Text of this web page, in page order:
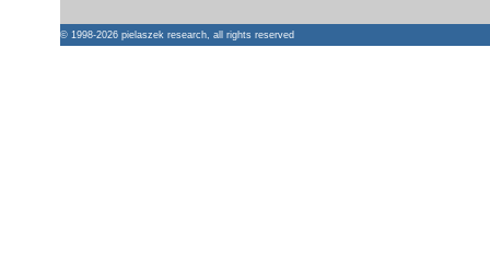
© 1998-2026 pielaszek research, all rights reserved